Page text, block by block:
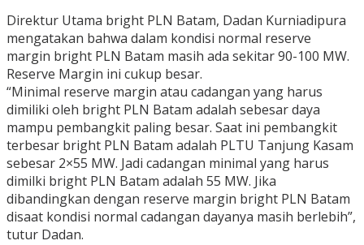
Direktur Utama bright PLN Batam, Dadan Kurniadipura
mengatakan bahwa dalam kondisi normal reserve
margin bright PLN Batam masih ada sekitar 90-100 MW.
Reserve Margin ini cukup besar.
“Minimal reserve margin atau cadangan yang harus
dimiliki oleh bright PLN Batam adalah sebesar daya
mampu pembangkit paling besar. Saat ini pembangkit
terbesar bright PLN Batam adalah PLTU Tanjung Kasam
sebesar 2×55 MW. Jadi cadangan minimal yang harus
dimilki bright PLN Batam adalah 55 MW. Jika
dibandingkan dengan reserve margin bright PLN Batam
disaat kondisi normal cadangan dayanya masih berlebih”,
tutur Dadan.